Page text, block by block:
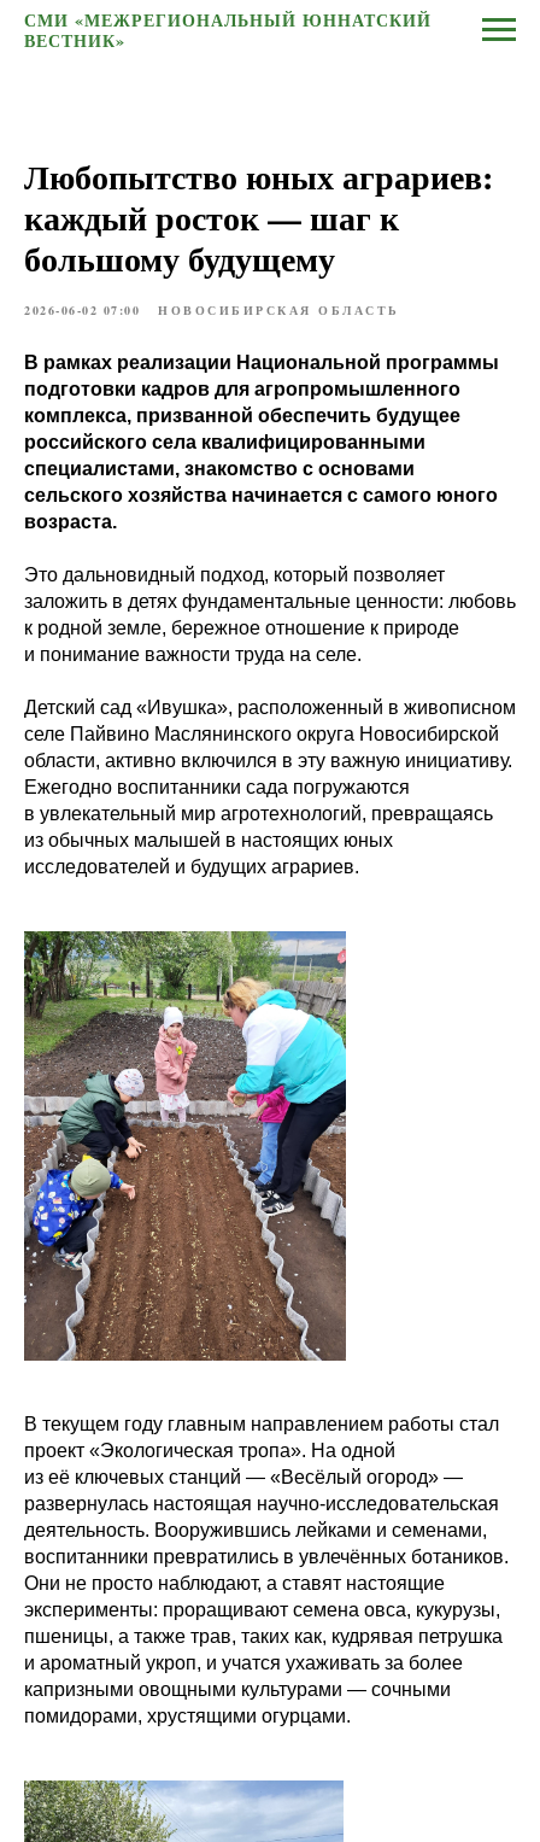
СМИ «МЕЖРЕГИОНАЛЬНЫЙ ЮННАТСКИЙ
ВЕСТНИК»
Любопытство юных аграриев:
каждый росток — шаг к
большому будущему
2026-06-02 07:00 НОВОСИБИРСКАЯ ОБЛАСТЬ
В рамках реализации Национальной программы
подготовки кадров для агропромышленного
комплекса, призванной обеспечить будущее
российского села квалифицированными
специалистами, знакомство с основами
сельского хозяйства начинается с самого юного
возраста.
Это дальновидный подход, который позволяет
заложить в детях фундаментальные ценности: любовь
к родной земле, бережное отношение к природе
и понимание важности труда на селе.
Детский сад «Ивушка», расположенный в живописном
селе Пайвино Маслянинского округа Новосибирской
области, активно включился в эту важную инициативу.
Ежегодно воспитанники сада погружаются
в увлекательный мир агротехнологий, превращаясь
из обычных малышей в настоящих юных
исследователей и будущих аграриев.
В текущем году главным направлением работы стал
проект «Экологическая тропа». На одной
из её ключевых станций — «Весёлый огород» —
развернулась настоящая научно-исследовательская
деятельность. Вооружившись лейками и семенами,
воспитанники превратились в увлечённых ботаников.
Они не просто наблюдают, а ставят настоящие
эксперименты: проращивают семена овса, кукурузы,
пшеницы, а также трав, таких как, кудрявая петрушка
и ароматный укроп, и учатся ухаживать за более
капризными овощными культурами — сочными
помидорами, хрустящими огурцами.